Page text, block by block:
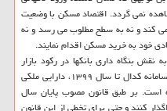
نمی گردد. اقتصاد مسکن با وضعیت
کند و نه به سطح مطلوب می رسد و نه
خود به خرید مسکن اقدام نمایند.
بنگاه داری بانکها در رکود بازار
مسکن اضافه کرد: بر طبق آمارهای موجود در سامانه کدال تا سال ۱۳۹۹، دارایی ملکی
شده است. بر طبق قانون مصوب پایان سال